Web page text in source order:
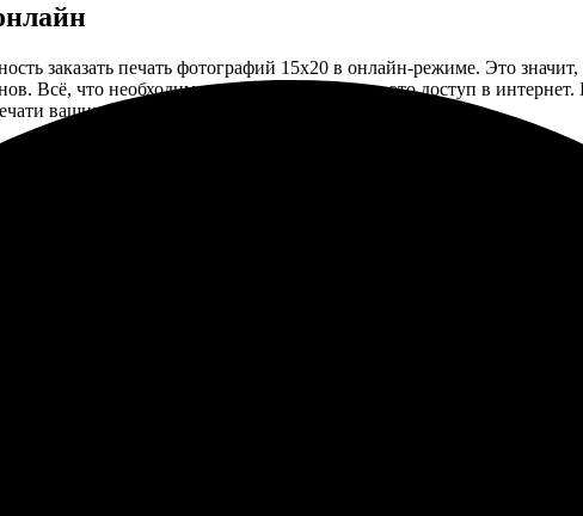
заказать печать фотографий 15х20 в онлайн-режиме. Это
Всё, что необходимо для создания заказа, - это доступ в
ваших любимых фото буквально в несколько кликов.
можете не только напечатать одно фото размером 15х20, но и
как для свадебных, так и для личных фото, а также может
выбрать печать на глянцевой или матовой фотобумаге в
что каждый ваш отпечаток будет выполнен на оборудовании,
не только удобство и скорость исполнения, но и
от ведущих мировых производителей. Это позволяет нам
аспекты:
высочайшее качество изображения.
долговечность фотографий.